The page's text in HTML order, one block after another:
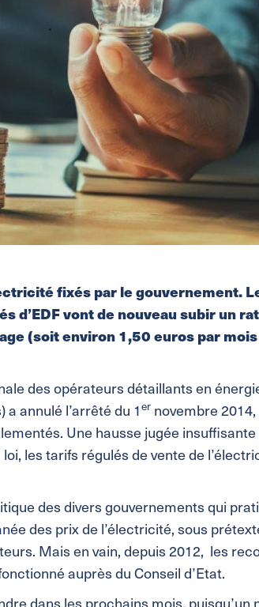
fixés par le gouvernement.
d’EDF vont de nouveau subir un
(soit environ 1,50 euros par
des opérateurs détaillants en
a annulé l’arrêté du 1er novembre 2014,
Une hausse jugée insuffisante
les tarifs régulés de vente de
des divers gouvernements qui
des prix de l’électricité, sous
Mais en vain, depuis 2012, les
auprès du Conseil d’Etat.
dans les prochains mois, puisqu’un